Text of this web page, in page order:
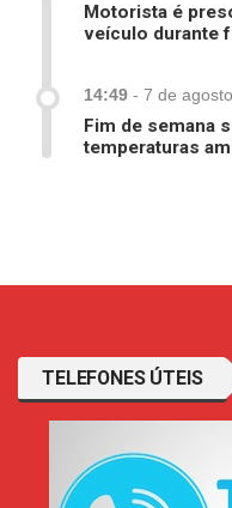
Motorista é
veículo durante
14:49 - 7 de
Fim de semana
temperaturas
TELEFONES ÚTEIS